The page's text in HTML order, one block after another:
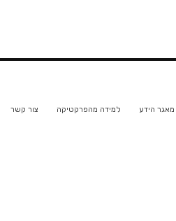
מאגר הידע למידה מהפרקטיקה צור קשר